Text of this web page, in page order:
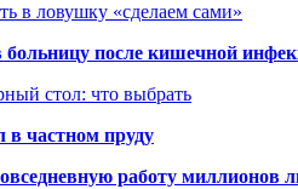
в ловушку «сделаем сами»
после кишечной
стол: что выбрать
в частном пруду
работу миллионов